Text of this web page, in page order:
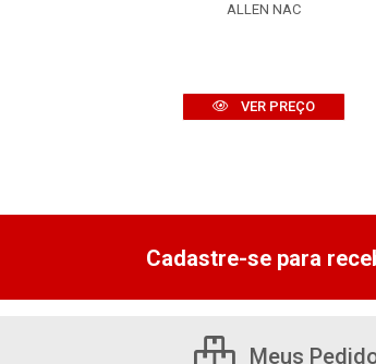
ALLEN NAC
VER PREÇO
Cadastre-se para
Meus